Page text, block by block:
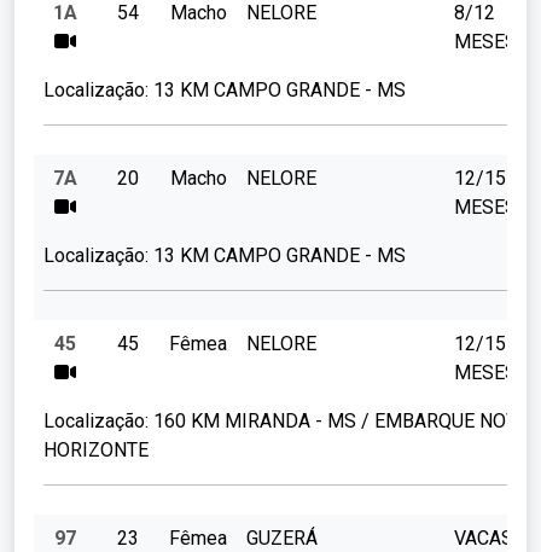
1A 54 Macho NELORE
8/12
MESES
Localização: 13 KM CAMPO GRANDE - MS
7A 20 Macho NELORE
12/15
MESES
Localização: 13 KM CAMPO GRANDE - MS
45 45 Fêmea NELORE
12/15
MESES
Localização: 160 KM MIRANDA - MS / EMBARQUE NOVO
HORIZONTE
97 23 Fêmea GUZERÁ VACAS